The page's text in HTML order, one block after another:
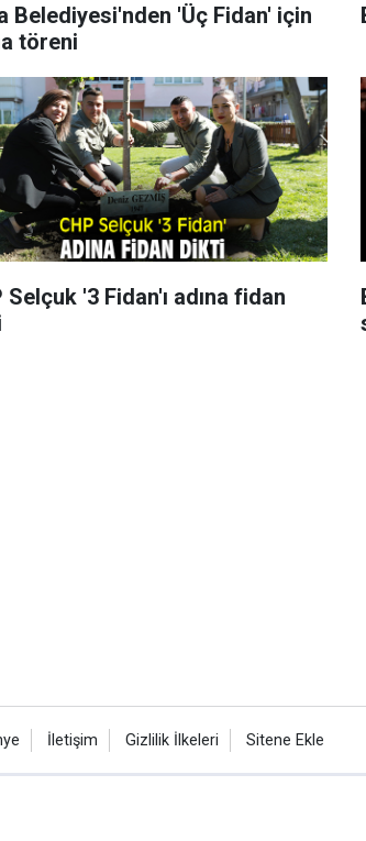
Belediyesi'nden 'Üç Fidan' için
töreni
Selçuk '3 Fidan'ı adına fidan
İletişim Gizlilik İlkeleri Sitene Ekle